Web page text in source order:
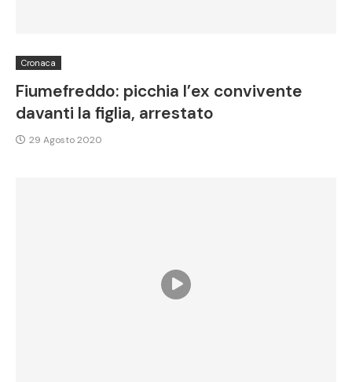
Cronaca
Fiumefreddo: picchia l’ex convivente
davanti la figlia, arrestato
29 Agosto 2020